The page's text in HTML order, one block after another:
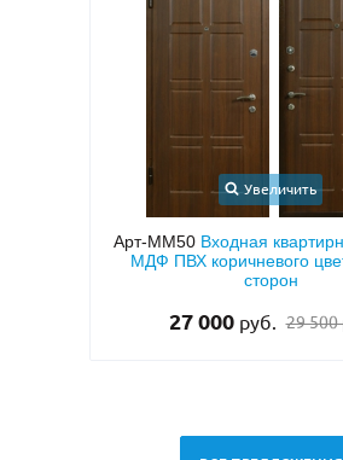
Увеличить
Входная квартирная дверь с
ПВХ коричневого цвета с двух
29 500 руб.